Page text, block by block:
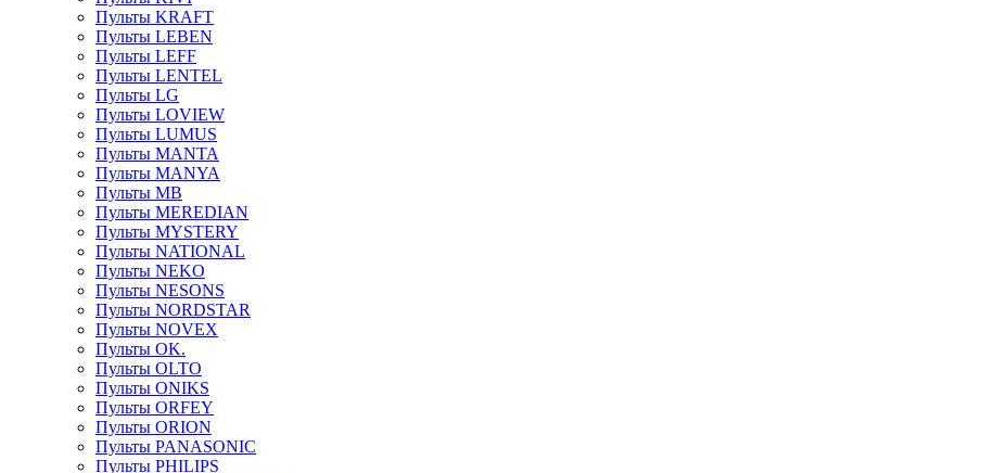
Пульты KRAFT
Пульты LEBEN
Пульты LEFF
Пульты LENTEL
Пульты LG
Пульты LOVIEW
Пульты LUMUS
Пульты MANTA
Пульты MANYA
Пульты MB
Пульты MEREDIAN
Пульты MYSTERY
Пульты NATIONAL
Пульты NEKO
Пульты NESONS
Пульты NORDSTAR
Пульты NOVEX
Пульты OK.
Пульты OLTO
Пульты ONIKS
Пульты ORFEY
Пульты ORION
Пульты PANASONIC
Пульты PHILIPS